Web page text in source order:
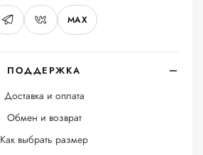
ПОДДЕРЖКА
Доставка и оплата
Обмен и возврат
Как выбрать размер
MAX